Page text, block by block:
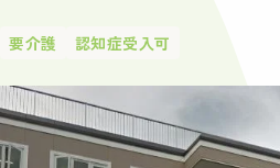
要介護 認知症受入可